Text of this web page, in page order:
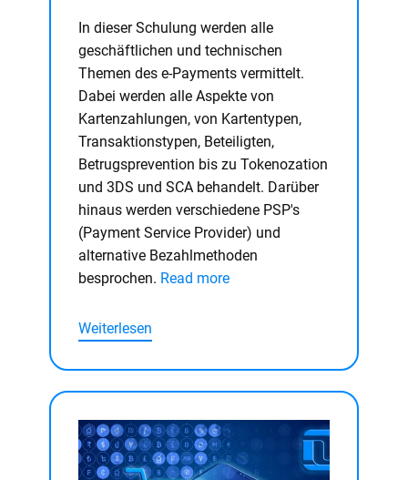
In dieser Schulung werden alle
geschäftlichen und technischen
Themen des e-Payments vermittelt.
Dabei werden alle Aspekte von
Kartenzahlungen, von Kartentypen,
Transaktionstypen, Beteiligten,
Betrugsprevention bis zu Tokenozation
und 3DS und SCA behandelt. Darüber
hinaus werden verschiedene PSP's
(Payment Service Provider) und
alternative Bezahlmethoden
besprochen. Read more
Weiterlesen